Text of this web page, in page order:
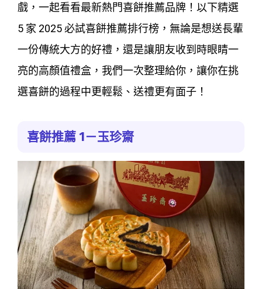
戲，一起看看最新熱門喜餅推薦品牌！以下精選
5 家 2025 必試喜餅推薦排行榜，無論是想送長輩
一份傳統大方的好禮，還是讓朋友收到時眼睛一
亮的高顏值禮盒，我們一次整理給你，讓你在挑
選喜餅的過程中更輕鬆、送禮更有面子！
喜餅推薦 1－玉珍齋